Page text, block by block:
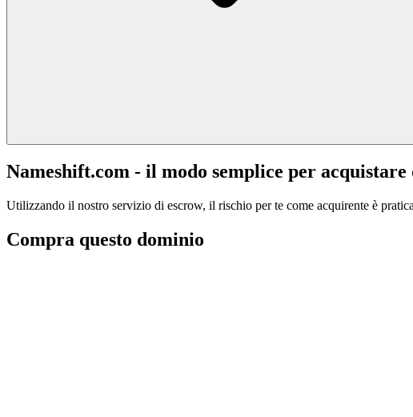
Nameshift.com - il modo semplice per acquistare
Utilizzando il nostro servizio di escrow, il rischio per te come acquirente è
Compra questo dominio